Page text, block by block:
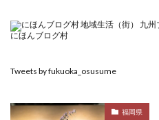
にほんブログ村
Tweets by fukuoka_osusume
福岡県